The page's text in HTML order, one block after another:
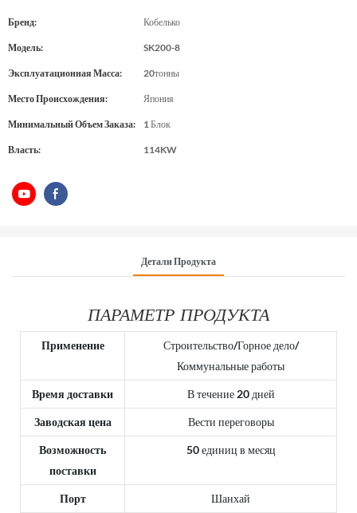
Бренд: Кобелько
Модель: SK200-8
Эксплуатационная Масса: 20тонны
Место Происхождения: Япония
Минимальный Объем Заказа: 1 Блок
Власть: 114KW
Детали Продукта
ПАРАМЕТР ПРОДУКТА
Применение
Строительство/Горное дело/
Коммунальные работы
Время доставки В течение 20 дней
Заводская цена Вести переговоры
Возможность
поставки
50 единиц в месяц
Порт Шанхай